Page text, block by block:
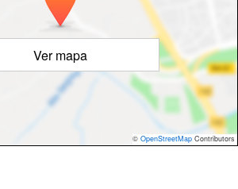
Ver mapa
© OpenStreetMap Contributors